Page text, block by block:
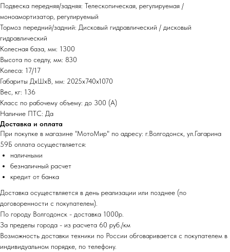
Подвеска передняя/задняя: Телескопическая, регулируемая /
моноамортизатор, регулируемый
Тормоз передний/задний: Дисковый гидравлический / дисковый
гидравлический
Колесная база, мм: 1300
Высота по седлу, мм: 830
Колеса: 17/17
Габариты ДхШхВ, мм: 2025x740х1070
Вес, кг: 136
Класс по рабочему объему: до 300 (А)
Наличие ПТС: Да
Доставка и оплата
При покупке в магазине "МотоМир" по адресу: г.Волгодонск, ул.Гагарина
59Б оплата осуществляется:
наличными
безналичный расчет
кредит от банка
Доставка осуществляется в день реализации или позднее (по
договоренности с покупателем).
По городу Волгодонск - доставка 1000р.
За пределы города - из расчета 60 руб./км
Возможность доставки техники по России обговаривается с покупателем в
индивидуальном порядке, по телефону.